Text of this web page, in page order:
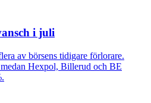
i juli
av börsens tidigare förlorare.
Hexpol, Billerud och BE